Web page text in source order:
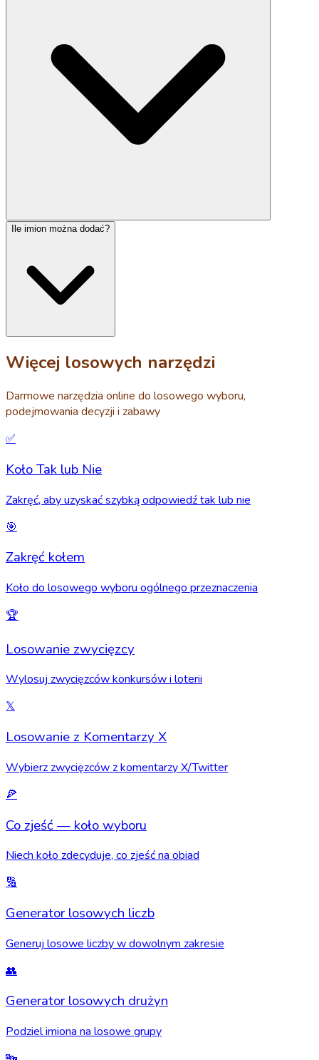
Ile imion można dodać?
Więcej losowych narzędzi
Darmowe narzędzia online do losowego wyboru,
podejmowania decyzji i zabawy
✅
Koło Tak lub Nie
Zakręć, aby uzyskać szybką odpowiedź tak lub nie
🎯
Zakręć kołem
Koło do losowego wyboru ogólnego przeznaczenia
🏆
Losowanie zwycięzcy
Wylosuj zwycięzców konkursów i loterii
𝕏
Losowanie z Komentarzy X
Wybierz zwycięzców z komentarzy X/Twitter
🍕
Co zjeść — koło wyboru
Niech koło zdecyduje, co zjeść na obiad
🔢
Generator losowych liczb
Generuj losowe liczby w dowolnym zakresie
👥
Generator losowych drużyn
Podziel imiona na losowe grupy